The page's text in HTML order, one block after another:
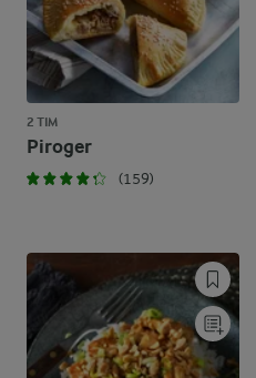
2 TIM
Piroger
(159)